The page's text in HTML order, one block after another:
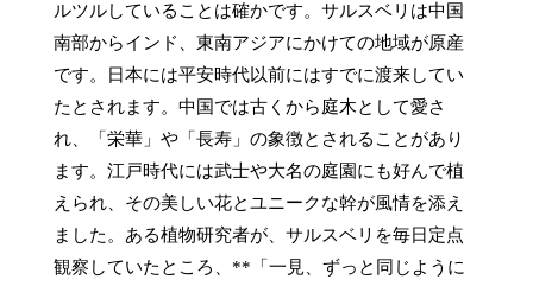
ルツルしていることは確かです。サルスベリは中国
南部からインド、東南アジアにかけての地域が原産
です。日本には平安時代以前にはすでに渡来してい
たとされます。中国では古くから庭木として愛さ
れ、「栄華」や「長寿」の象徴とされることがあり
ます。江戸時代には武士や大名の庭園にも好んで植
えられ、その美しい花とユニークな幹が風情を添え
ました。ある植物研究者が、サルスベリを毎日定点
観察していたところ、**「一見、ずっと同じように